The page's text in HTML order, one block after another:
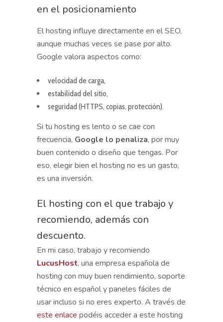
en el posicionamiento
El hosting influye directamente en el SEO,
aunque muchas veces se pase por alto.
Google valora aspectos como:
velocidad de carga,
estabilidad del sitio,
seguridad (HTTPS, copias, protección).
Si tu hosting es lento o se cae con
frecuencia, Google lo penaliza, por muy
buen contenido o diseño que tengas. Por
eso, elegir bien el hosting no es un gasto,
es una inversión.
El hosting con el que trabajo y
recomiendo, además con
descuento.
En mi caso, trabajo y recomiendo
LucusHost, una empresa española de
hosting con muy buen rendimiento, soporte
técnico en español y paneles fáciles de
usar incluso si no eres experto. A través de
este enlace podéis acceder a este hosting